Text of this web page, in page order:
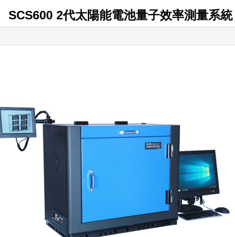
SCS600 2代太陽能電池量子效率測量系統